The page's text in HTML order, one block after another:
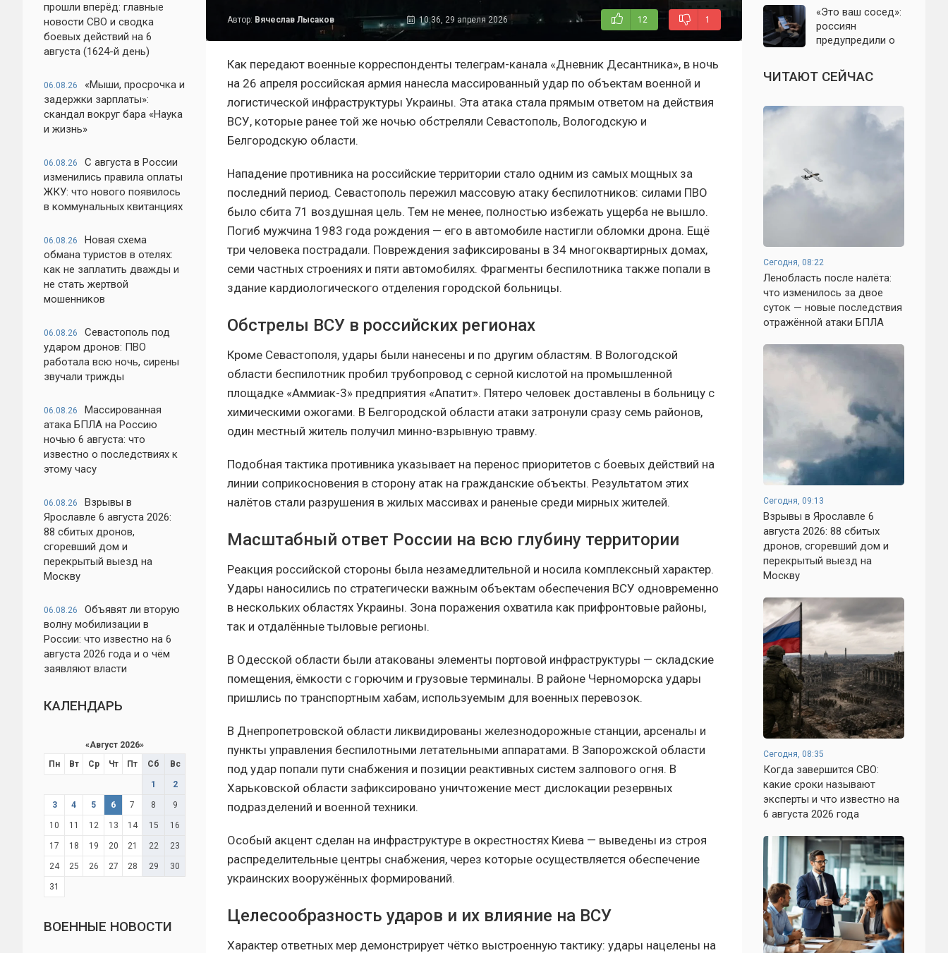
прошли вперёд: главные
новости СВО и сводка
боевых действий на 6
августа (1624-й день)
06.08.26
«Мыши, просрочка и
задержки зарплаты»:
скандал вокруг бара «Наука
и жизнь»
06.08.26
С августа в России
изменились правила оплаты
ЖКУ: что нового появилось
в коммунальных квитанциях
06.08.26
Новая схема
обмана туристов в отелях:
как не заплатить дважды и
не стать жертвой
мошенников
06.08.26
Севастополь под
ударом дронов: ПВО
работала всю ночь, сирены
звучали трижды
06.08.26
Массированная
атака БПЛА на Россию
ночью 6 августа: что
известно о последствиях к
этому часу
06.08.26
Взрывы в
Ярославле 6 августа 2026:
88 сбитых дронов,
сгоревший дом и
перекрытый выезд на
Москву
06.08.26
Объявят ли вторую
волну мобилизации в
России: что известно на 6
августа 2026 года и о чём
заявляют власти
КАЛЕНДАРЬ
«Август 2026»
Пн
Вт Ср Чт Пт Сб Вс
1 2
3 4 5 6 7 8 9
10 11 12 13 14 15 16
17 18 19 20 21 22 23
24 25 26 27 28 29 30
31
ВОЕННЫЕ НОВОСТИ
Автор: Вячеслав Лысаков 10:36, 29 апреля 2026 12 1
Как передают военные корреспонденты телеграм-канала «Дневник Десантника», в ночь
на 26 апреля российская армия нанесла массированный удар по объектам военной и
логистической инфраструктуры Украины. Эта атака стала прямым ответом на действия
ВСУ, которые ранее той же ночью обстреляли Севастополь, Вологодскую и
Белгородскую области.
Нападение противника на российские территории стало одним из самых мощных за
последний период. Севастополь пережил массовую атаку беспилотников: силами ПВО
было сбита 71 воздушная цель. Тем не менее, полностью избежать ущерба не вышло.
Погиб мужчина 1983 года рождения — его в автомобиле настигли обломки дрона. Ещё
три человека пострадали. Повреждения зафиксированы в 34 многоквартирных домах,
семи частных строениях и пяти автомобилях. Фрагменты беспилотника также попали в
здание кардиологического отделения городской больницы.
Обстрелы ВСУ в российских регионах
Кроме Севастополя, удары были нанесены и по другим областям. В Вологодской
области беспилотник пробил трубопровод с серной кислотой на промышленной
площадке «Аммиак-3» предприятия «Апатит». Пятеро человек доставлены в больницу с
химическими ожогами. В Белгородской области атаки затронули сразу семь районов,
один местный житель получил минно-взрывную травму.
Подобная тактика противника указывает на перенос приоритетов с боевых действий на
линии соприкосновения в сторону атак на гражданские объекты. Результатом этих
налётов стали разрушения в жилых массивах и раненые среди мирных жителей.
Масштабный ответ России на всю глубину территории
Реакция российской стороны была незамедлительной и носила комплексный характер.
Удары наносились по стратегически важным объектам обеспечения ВСУ одновременно
в нескольких областях Украины. Зона поражения охватила как прифронтовые районы,
так и отдалённые тыловые регионы.
В Одесской области были атакованы элементы портовой инфраструктуры — складские
помещения, ёмкости с горючим и грузовые терминалы. В районе Черноморска удары
пришлись по транспортным хабам, используемым для военных перевозок.
В Днепропетровской области ликвидированы железнодорожные станции, арсеналы и
пункты управления беспилотными летательными аппаратами. В Запорожской области
под удар попали пути снабжения и позиции реактивных систем залпового огня. В
Харьковской области зафиксировано уничтожение мест дислокации резервных
подразделений и военной техники.
Особый акцент сделан на инфраструктуре в окрестностях Киева — выведены из строя
распределительные центры снабжения, через которые осуществляется обеспечение
украинских вооружённых формирований.
Целесообразность ударов и их влияние на ВСУ
Характер ответных мер демонстрирует чётко выстроенную тактику: удары нацелены на
заявления
политиков
единственного
российского
производителя
«Это ваш сосед»:
россиян
предупредили о
мошенников с
опасными
ЧИТАЮТ СЕЙЧАС
Сегодня, 08:22
Ленобласть после налёта:
что изменилось за двое
суток — новые последствия
отражённой атаки БПЛА
Сегодня, 09:13
Взрывы в Ярославле 6
августа 2026: 88 сбитых
дронов, сгоревший дом и
перекрытый выезд на
Москву
Сегодня, 08:35
Когда завершится СВО:
какие сроки называют
эксперты и что известно на
6 августа 2026 года